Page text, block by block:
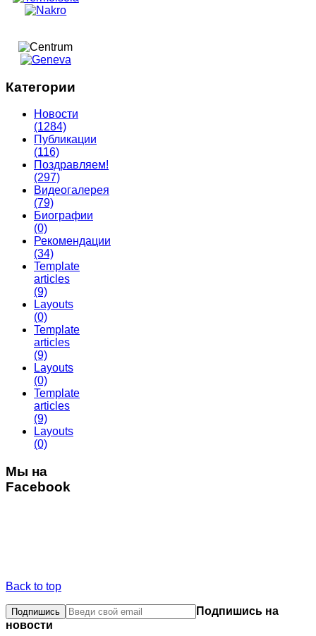
Категории
Новости
(1284)
Публикации
(116)
Поздравляем!
(297)
Видеогалерея
(79)
Биографии
(0)
Рекомендации
(34)
Template
articles
(9)
Layouts
(0)
Template
articles
(9)
Layouts
(0)
Template
articles
(9)
Layouts
(0)
Мы на
Facebook
Back to top
Подпишись на
новости